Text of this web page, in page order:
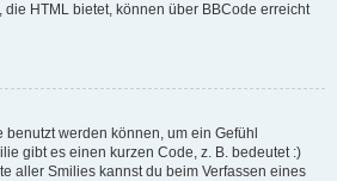
HTML bietet, können über BBCode erreicht
werden können, um ein Gefühl
gibt es einen kurzen Code, z. B. bedeutet :)
aller Smilies kannst du beim Verfassen eines